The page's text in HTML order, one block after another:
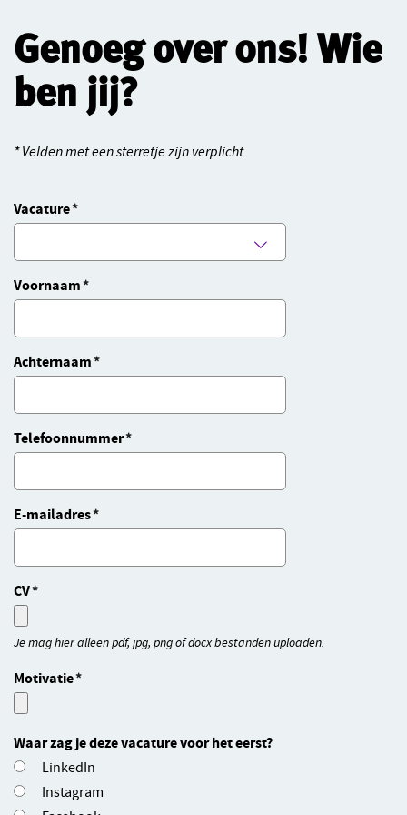
Genoeg over ons! Wie
ben jij?
* Velden met een sterretje zijn verplicht.
Vacature
Voornaam
Achternaam
Telefoonnummer
E-mailadres
CV
Je mag hier alleen pdf, jpg, png of docx bestanden uploaden.
Motivatie
Waar zag je deze vacature voor het eerst?
LinkedIn
Instagram